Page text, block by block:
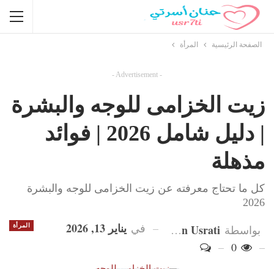
الصفحة الرئيسية المرأة
- Advertisement -
زيت الخزامى للوجه والبشرة
| دليل شامل 2026 | فوائد
مذهلة
كل ما تحتاج معرفته عن زيت الخزامى للوجه والبشرة
2026
المرأة بواسطة Hanan Usrati في يناير 13, 2026